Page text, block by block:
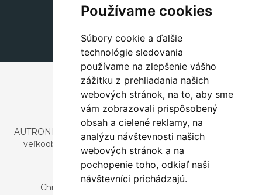
Používame cookies
Súbory cookie a ďalšie
technológie sledovania
používame na zlepšenie vášho
zážitku z prehliadania našich
webových stránok, na to, aby sme
vám zobrazovali prispôsobený
obsah a cielené reklamy, na
analýzu návštevnosti našich
webových stránok a na
pochopenie toho, odkiaľ naši
návštevníci prichádzajú.
+420 311 604 182
dekorace@autronic.cz
AUTRONIC, s.r.o. je spoločnosť zaoberajúca sa dovozom a
veľkoobchodným predajom dizajnového aj štýlového
nábytku a dekorácií.
Česká republika
Chrustenice 270, 267 12 Loděnice u Berouna